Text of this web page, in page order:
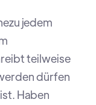
jedem
teilweise
dürfen
Haben